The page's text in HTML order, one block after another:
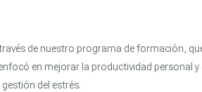
de nuestro programa de formación,
en mejorar la productividad personal
del estrés.